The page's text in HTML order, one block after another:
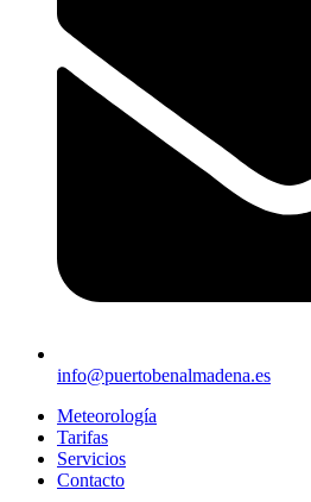
info@puertobenalmadena.es
Meteorología
Tarifas
Servicios
Contacto